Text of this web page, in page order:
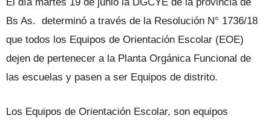
Bs As. determinó a través de la Resolución N° 1736/18
que todos los Equipos de Orientación Escolar (EOE)
dejen de pertenecer a la Planta Orgánica Funcional de
las escuelas y pasen a ser Equipos de distrito.
Los Equipos de Orientación Escolar, son equipos